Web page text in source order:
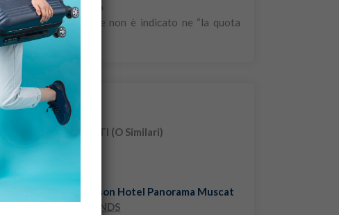
Facchinaggio
Tutto ciò che non è indicato ne “la quota
comprende”
Note
HOTEL PREVISTI (O Similari)
Categoria 3*
MUSCAT
Hotel:Radisson Hotel Panorama Muscat
SANDS